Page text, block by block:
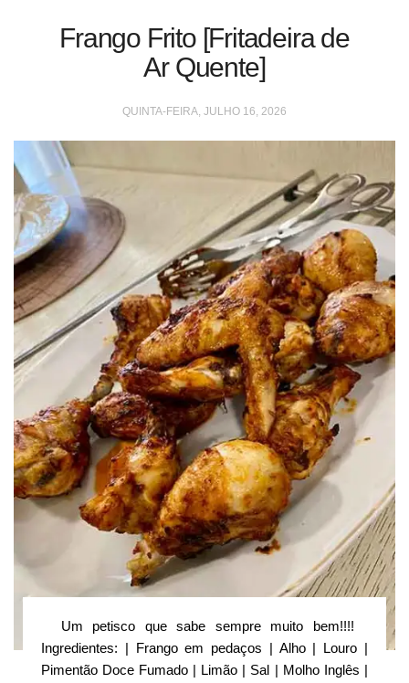
Frango Frito [Fritadeira de
Ar Quente]
QUINTA-FEIRA, JULHO 16, 2026
Um petisco que sabe sempre muito bem!!!!
Ingredientes: | Frango em pedaços | Alho | Louro |
Pimentão Doce Fumado | Limão | Sal | Molho Inglês |